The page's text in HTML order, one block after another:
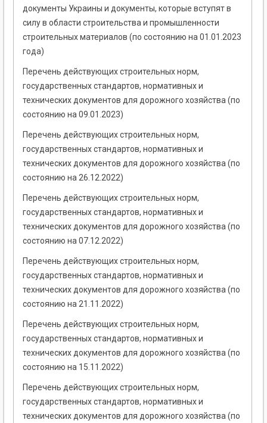
документы Украины и документы, которые вступят в
силу в области строительства и промышленности
строительных материалов (по состоянию на 01.01.2023
года)
Перечень действующих строительных норм,
государственных стандартов, нормативных и
технических документов для дорожного хозяйства (по
состоянию на 09.01.2023)
Перечень действующих строительных норм,
государственных стандартов, нормативных и
технических документов для дорожного хозяйства (по
состоянию на 26.12.2022)
Перечень действующих строительных норм,
государственных стандартов, нормативных и
технических документов для дорожного хозяйства (по
состоянию на 07.12.2022)
Перечень действующих строительных норм,
государственных стандартов, нормативных и
технических документов для дорожного хозяйства (по
состоянию на 21.11.2022)
Перечень действующих строительных норм,
государственных стандартов, нормативных и
технических документов для дорожного хозяйства (по
состоянию на 15.11.2022)
Перечень действующих строительных норм,
государственных стандартов, нормативных и
технических документов для дорожного хозяйства (по